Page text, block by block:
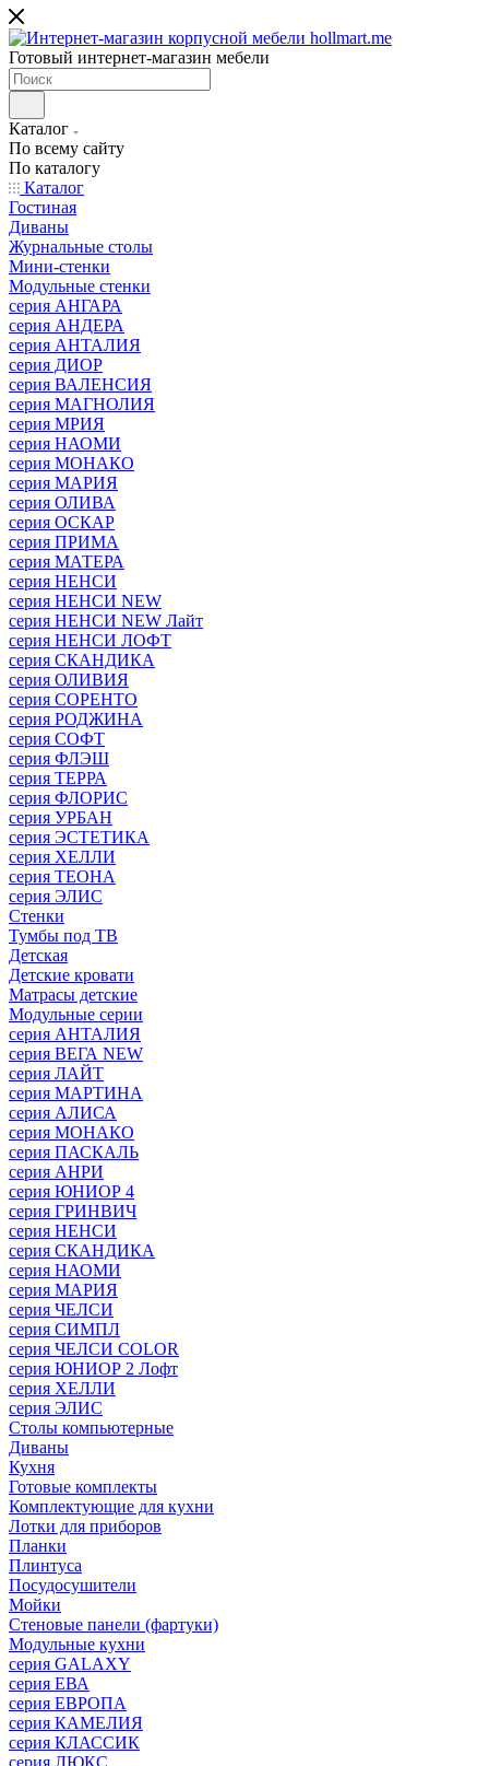
Готовый интернет-магазин мебели
Каталог
По всему сайту
По каталогу
Каталог
Гостиная
Диваны
Журнальные столы
Мини-стенки
Модульные стенки
серия АНГАРА
серия АНДЕРА
серия АНТАЛИЯ
серия ДИОР
серия ВАЛЕНСИЯ
серия МАГНОЛИЯ
серия МРИЯ
серия НАОМИ
серия МОНАКО
серия МАРИЯ
серия ОЛИВА
серия ОСКАР
серия ПРИМА
серия МАТЕРА
серия НЕНСИ
серия НЕНСИ NEW
серия НЕНСИ NEW Лайт
серия НЕНСИ ЛОФТ
серия СКАНДИКА
серия ОЛИВИЯ
серия СОРЕНТО
серия РОДЖИНА
серия СОФТ
серия ФЛЭШ
серия ТЕРРА
серия ФЛОРИС
серия УРБАН
серия ЭСТЕТИКА
серия ХЕЛЛИ
серия ТЕОНА
серия ЭЛИС
Стенки
Тумбы под ТВ
Детская
Детские кровати
Матрасы детские
Модульные серии
серия АНТАЛИЯ
серия ВЕГА NEW
серия ЛАЙТ
серия МАРТИНА
серия АЛИСА
серия МОНАКО
серия ПАСКАЛЬ
серия АНРИ
серия ЮНИОР 4
серия ГРИНВИЧ
серия НЕНСИ
серия СКАНДИКА
серия НАОМИ
серия МАРИЯ
серия ЧЕЛСИ
серия СИМПЛ
серия ЧЕЛСИ COLOR
серия ЮНИОР 2 Лофт
серия ХЕЛЛИ
серия ЭЛИС
Столы компьютерные
Диваны
Кухня
Готовые комплекты
Комплектующие для кухни
Лотки для приборов
Планки
Плинтуса
Посудосушители
Мойки
Стеновые панели (фартуки)
Mодульные кухни
серия GALAXY
серия ЕВА
серия ЕВРОПА
серия КАМЕЛИЯ
серия КЛАССИК
серия ЛЮКС